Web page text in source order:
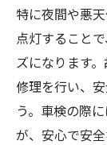
特に夜間や悪
点灯すること
ズになります
修理を行い、
う。車検の際
が、安心で安